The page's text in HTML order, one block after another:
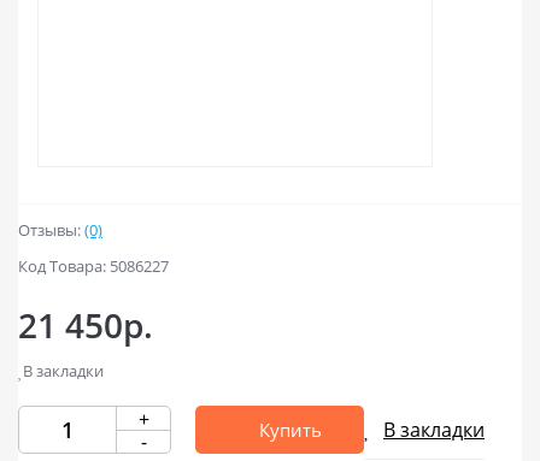
Отзывы:(0)
Код Товара: 5086227
21 450р.
В закладки
+
-
Купить В закладки